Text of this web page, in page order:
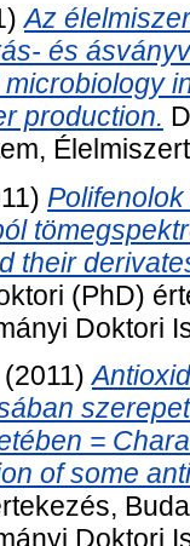
Az
és
production.
their
(PhD)
Doktori
(2011)
=
of some
Doktori